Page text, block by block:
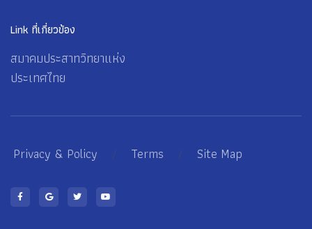
Link ที่เกี่ยวข้อง
สมาคมประสาทวิทยาแห่ง
ประเทศไทย
Privacy & Policy / Terms / Site Map